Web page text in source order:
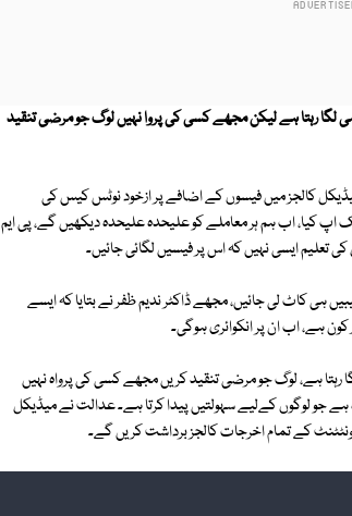
رہتا ہے لیکن مجھے کسی کی پروا نہیں لوگ جو مرضی تنقید
کالجز میں فیسوں کے اضافے پر ازخود نوٹس کیس کی
اب ہم ہر معاملے کو علیحدہ علیحدہ دیکھیں گے، پی ایم
ایسی نہیں کہ اس پر فیسیں لگائی جائیں۔
کاٹ لی جائیں، مجھے ڈاکٹر ندیم ظفر نے بتایا کہ ایسے
ہے، لوگ جو مرضی تنقید کریں مجھے کسی کی پرواہ نہیں
وہ ہے جو لوگوں کےلیے سہولتیں پیدا کرتا ہے۔ عدالت نے میڈیکل
کے تمام اخرجات کالجز برداشت کریں گے۔